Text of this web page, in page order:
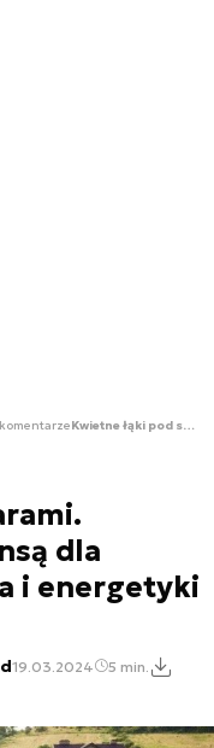
Kwietne łąki pod solarami. Agrifotowoltaika szansą dla środowiska, rolnictwa i energetyki
dla
i energetyki
19.03.2024 5 min.